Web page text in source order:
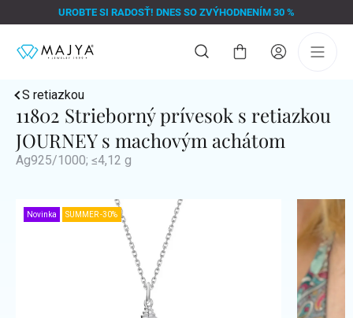
na
UROBTE SI RADOSŤ! DNES SO ZVÝHODNENÍM 30 %
Nákupný
S retiazkou
11802 Strieborný prívesok s retiazkou
JOURNEY s machovým achátom
Ag925/1000; ≤4,12 g
Novinka SUMMER -30%